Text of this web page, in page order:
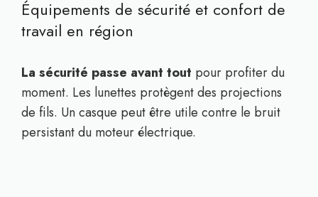
Équipements de sécurité et confort de
travail en région
La sécurité passe avant tout pour profiter du
moment. Les lunettes protègent des projections
de fils. Un casque peut être utile contre le bruit
persistant du moteur électrique.